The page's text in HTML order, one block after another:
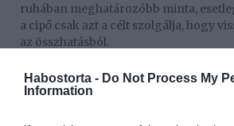
Habostorta - Do Not Process My
Information
ruhában meghatározóbb minta,
a cipő csak azt a célt szolgálja, hogy
az összhatásból.
A JUICY COUTURE nőiesebb,
lehetnek izgalmasak, akik a sportban